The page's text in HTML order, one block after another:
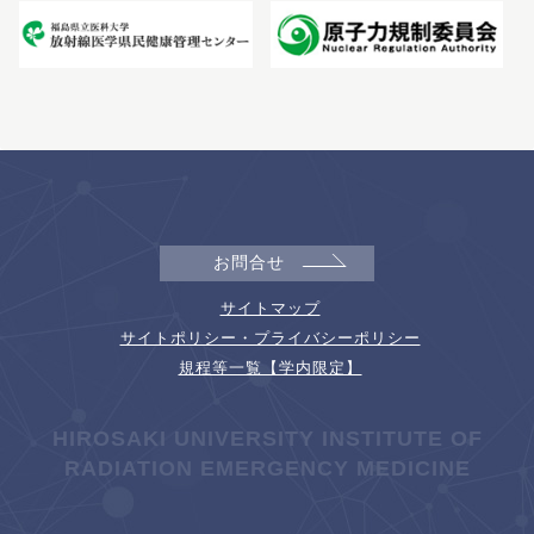
お問合せ
サイトマップ
サイトポリシー・プライバシーポリシー
規程等一覧【学内限定】
HIROSAKI UNIVERSITY INSTITUTE OF
RADIATION EMERGENCY MEDICINE